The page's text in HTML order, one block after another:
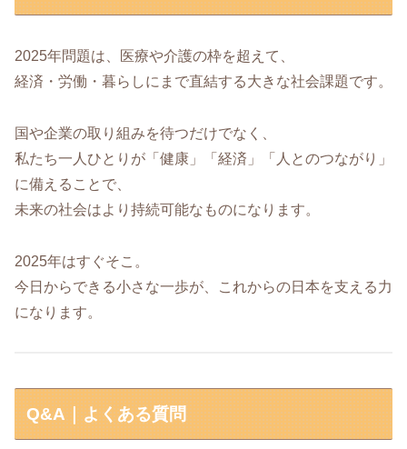
2025年問題は、医療や介護の枠を超えて、
経済・労働・暮らしにまで直結する大きな社会課題です。
国や企業の取り組みを待つだけでなく、
私たち一人ひとりが「健康」「経済」「人とのつながり」
に備えることで、
未来の社会はより持続可能なものになります。
2025年はすぐそこ。
今日からできる小さな一歩が、これからの日本を支える力
になります。
Q&A｜よくある質問